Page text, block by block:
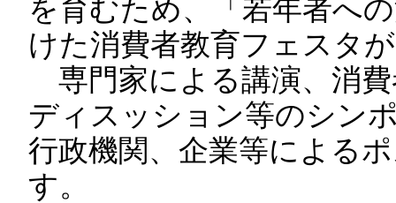
を育むため、「若年者へ
けた消費者教育フェスタ
専門家による講演、消
ディスッション等のシン
行政機関、企業等による
す。